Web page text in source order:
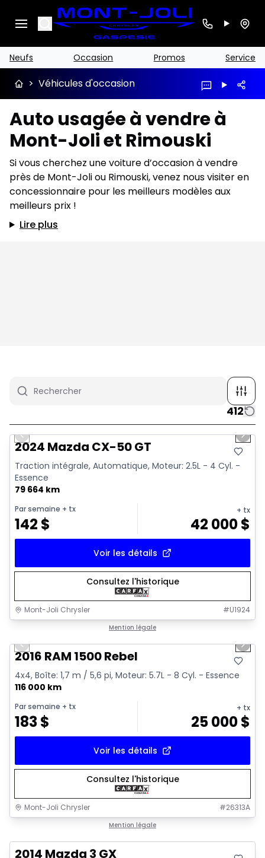
Search
Neufs Occasion Promos Service
> Véhicules d'occasion
Auto usagée à vendre à
Mont-Joli et Rimouski
Si vous cherchez une voiture d’occasion à vendre
près de Mont-Joli ou Rimouski, venez nous visiter en
concessionnaire pour les meilleurs modèles aux
meilleurs prix !
Lire plus
412
1/4
Previous slide Next
2024 Mazda CX-50 GT
Traction intégrale, Automatique, Moteur: 2.5L - 4 Cyl. -
Essence
79 664 km
Par semaine + tx
142 $
+ tx
42 000$
Voir les détails
Consultez l'historique
Mont-Joli Chrysler #U1924
Mention légale
Previous slide Next
2016 RAM 1500 Rebel
4x4, Boîte: 1,7 m / 5,6 pi, Moteur: 5.7L - 8 Cyl. - Essence
116 000 km
Par semaine + tx
183$
+ tx
25 000$
Voir les détails
Consultez l'historique
Mont-Joli Chrysler #26313A
Mention légale
2014 Mazda 3 GX